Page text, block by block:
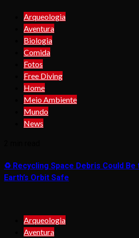
Arqueologia
Aventura
Biologia
Comida
Fotos
Free Diving
Home
Meio Ambiente
Mundo
News
♻️ Recycling Space Debris Could Be
Earth’s Orbit Safe
Arqueologia
Aventura